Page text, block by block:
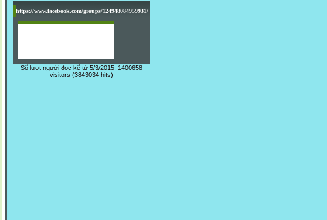
https://www.facebook.com/groups/124948084959931/
Số lượt người đọc kể từ 5/3/2015: 1400658
visitors (3843034 hits)